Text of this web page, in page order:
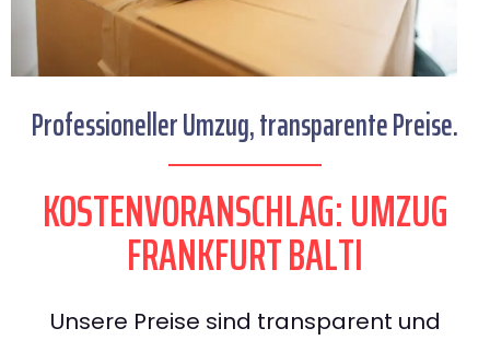
Professioneller Umzug, transparente Preise.
KOSTENVORANSCHLAG: UMZUG
FRANKFURT BALTI
Unsere Preise sind transparent und